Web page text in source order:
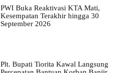
PWI Buka Reaktivasi KTA Mati,
Kesempatan Terakhir hingga 30
September 2026
Plt. Bupati Tiorita Kawal Langsung